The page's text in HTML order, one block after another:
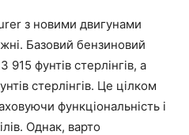
з новими двигунами
Базовий бензиновий
фунтів стерлінгів, а
стерлінгів. Це цілком
функціональність і
Однак, варто